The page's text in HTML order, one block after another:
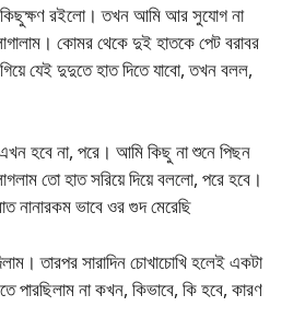
কিছুক্ষণ রইলো। তখন আমি আর সুযোগ না
কোমর থেকে দুই হাতকে পেট বরাবর
যেই দুদুতে হাত দিতে যাবো, তখন বলল,
হবে না, পরে। আমি কিছু না শুনে পিছন
তো হাত সরিয়ে দিয়ে বললো, পরে হবে।
ভাবে ওর গুদ মেরেছি
তারপর সারাদিন চোখাচোখি হলেই একটা
পারছিলাম না কখন, কিভাবে, কি হবে, কারণ